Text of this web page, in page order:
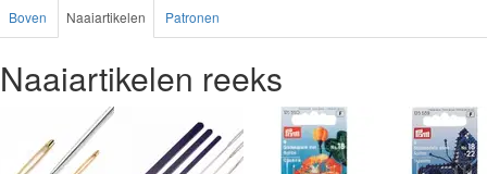
Boven Naaiartikelen Patronen
Naaiartikelen reeks